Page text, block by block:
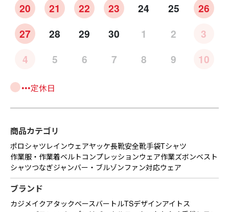
20
21 22 23 24 25
26
27
28 29 30 1 2
3
4
5 6 7 8 9 10
•••定休日
商品カテゴリ
ポロシャツ レインウェアヤッケ長靴安全靴手袋Tシャツ
作業服・作業着ベルトコンプレッションウェア作業ズボンベスト
シャツつなぎジャンバー・ブルゾンファン対応ウェア
ブランド
カジメイクアタックベースバートルTSデザインアイトス